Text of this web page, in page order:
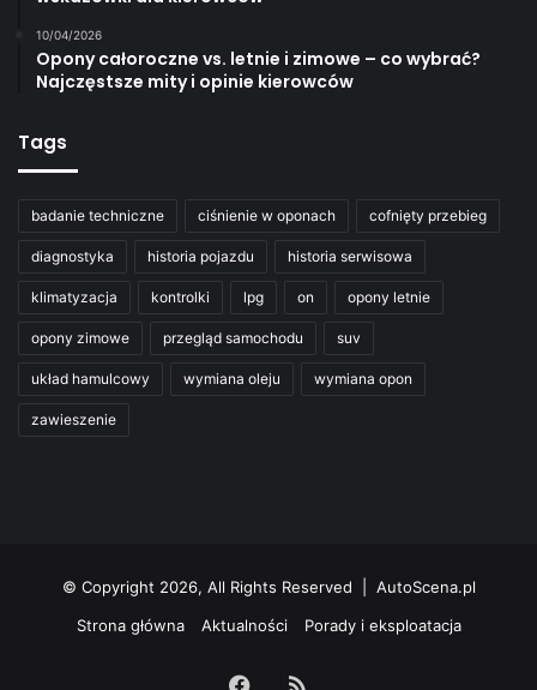
10/04/2026
Opony całoroczne vs. letnie i zimowe – co wybrać?
Najczęstsze mity i opinie kierowców
Tags
badanie techniczne ciśnienie w oponach cofnięty przebieg
diagnostyka historia pojazdu historia serwisowa
klimatyzacja kontrolki lpg on opony letnie
opony zimowe przegląd samochodu suv
układ hamulcowy wymiana oleju wymiana opon
zawieszenie
© Copyright 2026, All Rights Reserved | AutoScena.pl
Strona główna
Aktualności Porady i eksploatacja
Facebook
RSS